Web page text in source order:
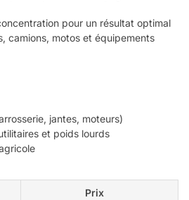
pour un résultat optimal
camions, motos et équipements
jantes, moteurs)
et poids lourds
Prix